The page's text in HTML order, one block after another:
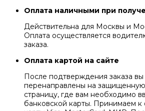
Оплата наличными при
Действительна для Москвы и
Оплата осуществляется
заказа.
Оплата картой на сайте
После подтверждения заказа
перенаправлены на
страницу, где вам необходимо
банковской карты. Принимаем к